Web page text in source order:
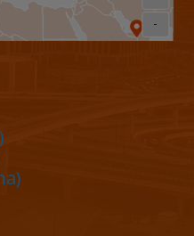
Locations
-